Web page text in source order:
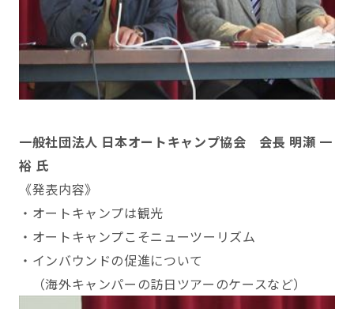
一般社団法人 日本オートキャンプ協会 会長 明瀬 一
裕 氏
《発表内容》
・オートキャンプは観光
・オートキャンプこそニューツーリズム
・インバウンドの促進について
（海外キャンパーの訪日ツアーのケースなど）